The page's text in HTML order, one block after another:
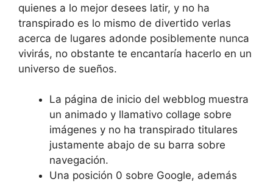
quienes a lo mejor desees latir, y no ha
transpirado es lo mismo de divertido verlas
acerca de lugares adonde posiblemente nunca
vivirás, no obstante te encantaría hacerlo en un
universo de sueños.
La página de inicio del webblog muestra
un animado y llamativo collage sobre
imágenes y no ha transpirado titulares
justamente abajo de su barra sobre
navegación.
Una posición 0 sobre Google, además